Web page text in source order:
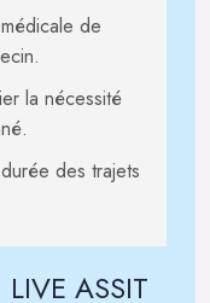
de
la nécessité
des trajets
ASSIT